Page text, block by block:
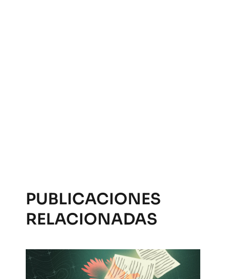
PUBLICACIONES
RELACIONADAS